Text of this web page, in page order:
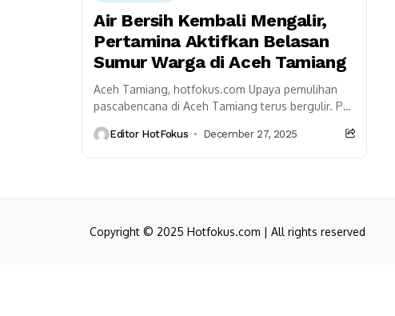
Air Bersih Kembali Mengalir,
Pertamina Aktifkan Belasan
Sumur Warga di Aceh Tamiang
Aceh Tamiang, hotfokus.com Upaya pemulihan
pascabencana di Aceh Tamiang terus bergulir. PT
kebutuhan air bersih dengan menghidupkan
Editor HotFokus December 27, 2025
Copyright © 2025 Hotfokus.com | All rights reserved